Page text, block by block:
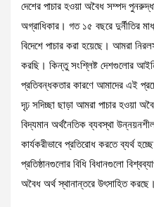
দেশের পাচার হওয়া অবৈধ সম্পদ
অগ্রাধিকার। গত ১৫ বছরে দুর্নীতির
বিদেশে পাচার করা হয়েছে। আমরা
করছি। কিন্তু সংশ্লিষ্ট দেশগুলোর
প্রতিবন্ধকতার কারণে আমাদের এই
দৃঢ় সদিচ্ছা ছাড়া আমরা পাচার হওয়া
বিদ্যমান অর্থনৈতিক ব্যবস্থা
কার্যকরীভাবে প্রতিরোধ করতে ব্যর্থ
প্রতিষ্ঠানগুলোর বিধি বিধানগুলো
অবৈধ অর্থ স্থানান্তরে উৎসাহিত করছে।